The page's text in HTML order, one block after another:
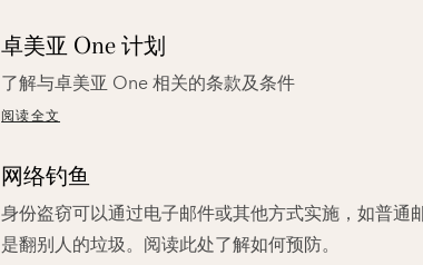
卓美亚 One 计划
了解与卓美亚 One 相关的条款及条件
阅读全文
网络钓鱼
身份盗窃可以通过电子邮件或其他方式实施，如普通
是翻别人的垃圾。阅读此处了解如何预防。